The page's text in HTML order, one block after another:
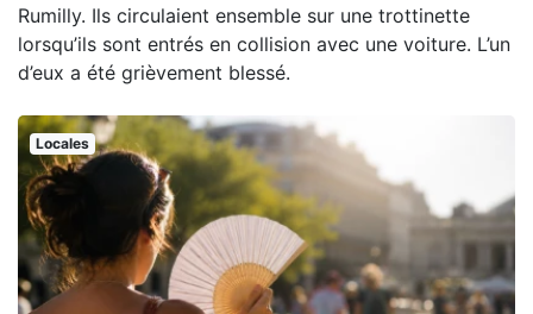
Rumilly. Ils circulaient ensemble sur une trottinette
lorsqu’ils sont entrés en collision avec une voiture. L’un
d’eux a été grièvement blessé.
Locales